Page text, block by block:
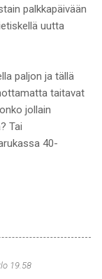
palkkapäivään
uutta
paljon ja tällä
taitavat
jollain
Tai
40-
19.58